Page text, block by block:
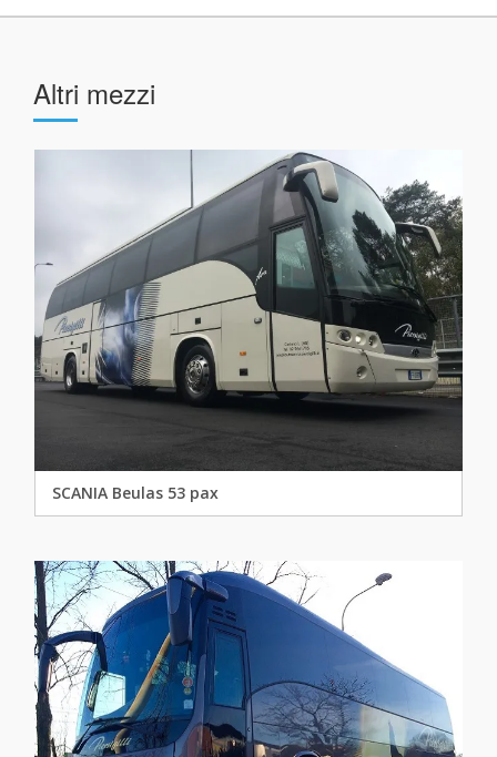
Altri mezzi
SCANIA Beulas 53 pax